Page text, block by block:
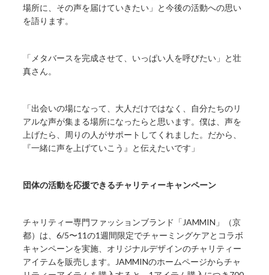
場所に、その声を届けていきたい」と今後の活動への思い
を語ります。
「メタバースを完成させて、いっぱい人を呼びたい」と壮
真さん。
「出会いの場になって、大人だけではなく、自分たちのリ
アルな声が集まる場所になったらと思います。僕は、声を
上げたら、周りの人がサポートしてくれました。だから、
『一緒に声を上げていこう』と伝えたいです」
団体の活動を応援できるチャリティーキャンペーン
チャリティー専門ファッションブランド「JAMMIN」（京
都）は、6/5〜11の1週間限定でチャーミングケアとコラボ
キャンペーンを実施、オリジナルデザインのチャリティー
アイテムを販売します。JAMMINのホームページからチャ